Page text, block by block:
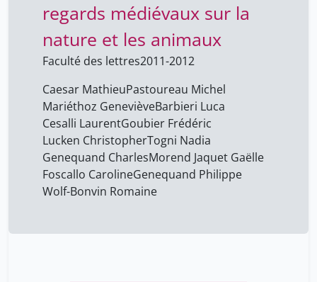
regards médiévaux sur la
nature et les animaux
Faculté des lettres2011-2012
Caesar MathieuPastoureau Michel
Mariéthoz GenevièveBarbieri Luca
Cesalli LaurentGoubier Frédéric
Lucken ChristopherTogni Nadia
Genequand CharlesMorend Jaquet Gaëlle
Foscallo CarolineGenequand Philippe
Wolf-Bonvin Romaine